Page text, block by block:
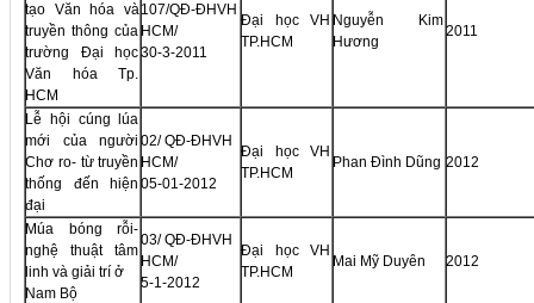
tạo Văn hóa và
truyền thông của
trường Đại học
Văn hóa Tp.
HCM
107/QĐ-ĐHVH
HCM/
30-3-2011
Đại học VH
TP.HCM
Nguyễn Kim
Hương
2011
Lễ hội cúng lúa
mới của người
Chơ ro- từ truyền
thống đến hiện
đại
02/ QĐ-ĐHVH
HCM/
05-01-2012
Đại học VH
TP.HCM
Phan Đình Dũng 2012
Múa bóng rỗi-
nghệ thuật tâm
linh và giải trí ở
Nam Bộ
03/ QĐ-ĐHVH
HCM/
5-1-2012
Đại học VH
TP.HCM
Mai Mỹ Duyên 2012